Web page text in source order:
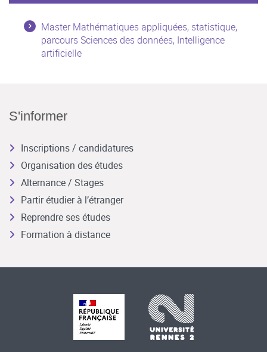
Master Mathématiques appliquées, statistique,
parcours Sciences des données, Intelligence
artificielle
S'informer
Inscriptions / candidatures
Organisation des études
Alternance / Stages
Partir étudier à l’étranger
Reprendre ses études
Formation à distance